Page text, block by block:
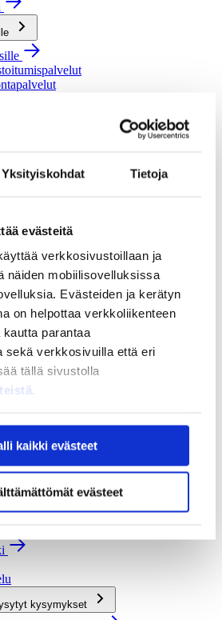
Yksityiskohdat Tietoja
evästeitä
verkkosivustoillaan ja
näiden mobiilisovelluksissa
Evästeiden ja kerätyn
on helpottaa verkkoliikenteen
parantaa
sekä verkkosivuilla että eri
tällä sivustolla
.
kaikki evästeet
evästeet
toimijoille
Business Finland
Business Finland
meille
ja vaikuttavuus
ja vaikuttavuus
ja vaikutukset
kysymykset